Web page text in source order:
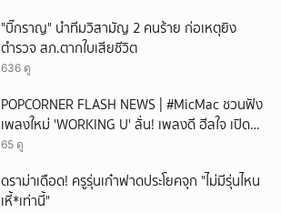
"บิ๊กราญ" นำทีมวิสามัญ 2 คนร้าย ก่อเหตุยิง
ตำรวจ สภ.ตากใบเสียชีวิต
636 ดู
POPCORNER FLASH NEWS | #MicMac ชวนฟัง
เพลงใหม่ 'WORKING U' ลั่น! เพลงดี ฮีลใจ เปิด
ฟังได้ทุกสถานการณ์
65 ดู
ดราม่าเดือด! ครูรุ่นเก๋าฟาดประโยคจุก "ไม่มีรุ่นไหน
เหี้*เท่านี้"